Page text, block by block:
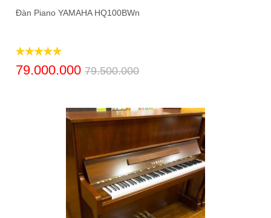
Đàn Piano YAMAHA HQ100BWn
79.000.000 79.500.000